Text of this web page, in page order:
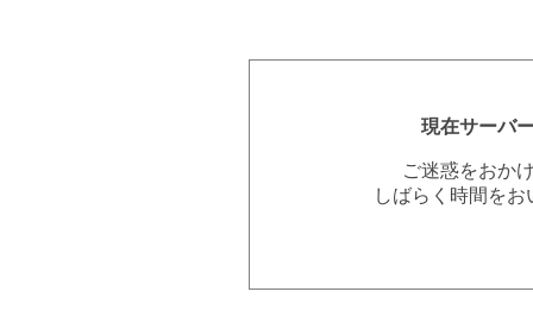
現在サーバ
ご迷惑をおか
しばらく時間を